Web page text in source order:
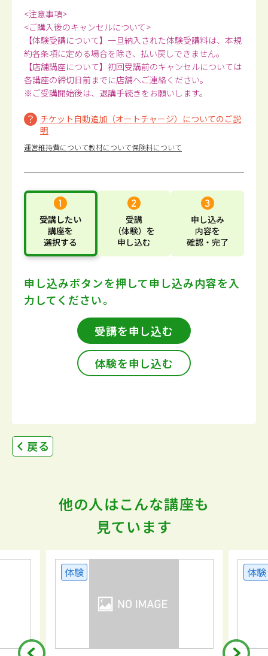
<注意事項>
<ご購入後のキャンセルについて>
【体験受講について】一旦納入された体験受講料は、本規
約各条項に定める場合を除き、払い戻しできません。
【店舗講座について】初回受講前のキャンセルについては
各講座の締切日前までに店舗へご連絡ください。
※ご受講開始後は、退講手続きをお願いします。
チケット自動追加（オートチャージ）についてのご説
明
運営維持費について教材について保険料について
受講したい
講座を
選択する
受講
（体験） を
申し込む
申し込み
内容を
確認・完了
申し込みボタンを押して申し込み内容を入
力してください。
受講を申し込む
体験を申し込む
戻る
他の人はこんな講座も
見ています
体験 体験